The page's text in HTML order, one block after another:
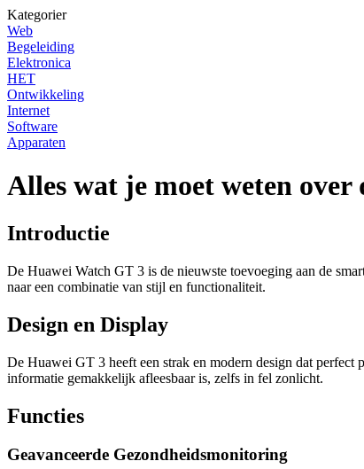
Kategorier
Web
Begeleiding
Elektronica
HET
Ontwikkeling
Internet
Software
Apparaten
Alles wat je moet weten
Introductie
De Huawei Watch GT 3 is de nieuwste toevoeging aan de
naar een combinatie van stijl en functionaliteit.
Design en Display
De Huawei GT 3 heeft een strak en modern design dat
informatie gemakkelijk afleesbaar is, zelfs in fel zonlicht.
Functies
Geavanceerde Gezondheidsmonitoring